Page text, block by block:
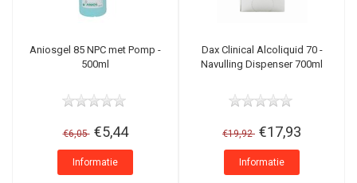
Aniosgel 85 NPC met Pomp -
500ml
€6,05 €5,44
Informatie
Dax Clinical Alcoliquid 70 -
Navulling Dispenser 700ml
€19,92 €17,93
Informatie